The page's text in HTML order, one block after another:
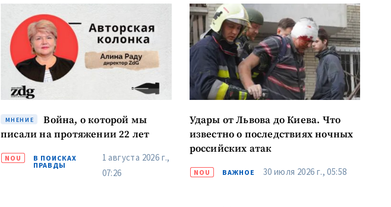
МНЕНИЕ
Война, о которой мы
писали на протяжении 22 лет
NOU
В ПОИСКАХ
ПРАВДЫ
1 августа 2026 г.,
07:26
Удары от Львова до Киева. Что
известно о последствиях ночных
российских атак
NOU ВАЖНОЕ 30 июля 2026 г., 05:58
Я прочитал(а) и согласен(на) с
политикой конфиденциальности
ОТПРАВИТЬ НОВОСТЬ